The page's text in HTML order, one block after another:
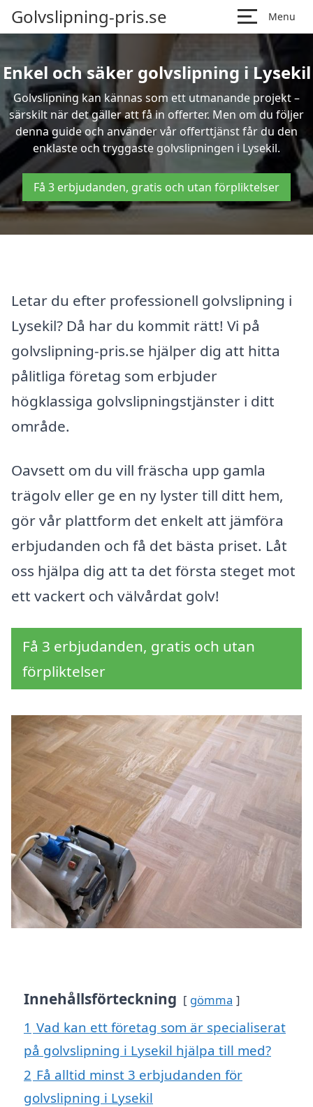
Golvslipning-pris.se Menu
Enkel och säker golvslipning i Lysekil
Golvslipning kan kännas som ett utmanande projekt –
särskilt när det gäller att få in offerter. Men om du följer
denna guide och använder vår offerttjänst får du den
enklaste och tryggaste golvslipningen i Lysekil.
Få 3 erbjudanden, gratis och utan förpliktelser
Letar du efter professionell golvslipning i
Lysekil? Då har du kommit rätt! Vi på
golvslipning-pris.se hjälper dig att hitta
pålitliga företag som erbjuder
högklassiga golvslipningstjänster i ditt
område.
Oavsett om du vill fräscha upp gamla
trägolv eller ge en ny lyster till ditt hem,
gör vår plattform det enkelt att jämföra
erbjudanden och få det bästa priset. Låt
oss hjälpa dig att ta det första steget mot
ett vackert och välvårdat golv!
Få 3 erbjudanden, gratis och utan
förpliktelser
Innehållsförteckning gömma
1 Vad kan ett företag som är specialiserat
på golvslipning i Lysekil hjälpa till med?
2 Få alltid minst 3 erbjudanden för
golvslipning i Lysekil